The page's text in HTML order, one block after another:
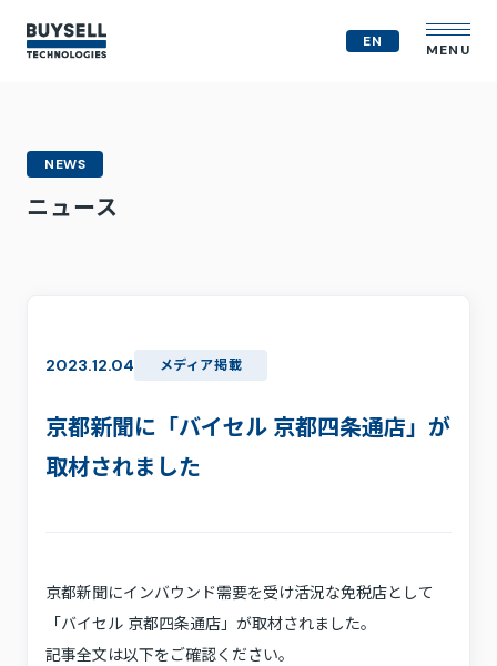
EN MENU
会社概要
人的資本
コンプライアンス体制
IR情報
ニュース
プライバシーポリシー
利用規約
サステナビリティ
プレスキット
NEWS
ニュース
2023.12.04 メディア掲載
京都新聞に「バイセル 京都四条通店」が
取材されました
京都新聞にインバウンド需要を受け活況な免税店として
「バイセル 京都四条通店」が取材されました。
記事全文は以下をご確認ください。